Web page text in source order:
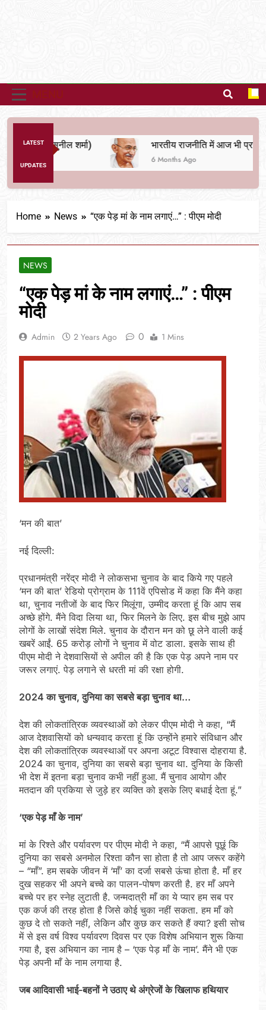
LATEST
UPDATES
आरक्षण (सुनील शर्मा)
6 Months Ago
Home News “एक पेड़ मां के नाम लगाएं…” : पीएम मोदी
NEWS
“एक पेड़ मां के नाम लगाएं…” : पीएम
मोदी
Admin 2 Years Ago 0 1 Mins
‘मन की बात’
नई दिल्‍ली:
प्रधानमंत्री नरेंद्र मोदी ने लोकसभा चुनाव के बाद किये गए पहले
‘मन की बात’ रेडियो प्रोग्राम के 111वें एपिसोड में कहा कि मैंने कहा
था, चुनाव नतीजों के बाद फिर मिलूंगा, उम्‍मीद करता हूं कि आप सब
अच्‍छे होंगे. मैंने विदा लिया था, फिर मिलने के लिए. इस बीच मुझे आप
लोगों के लाखों संदेश मिले. चुनाव के दौरान मन को छू लेने वाली कई
खबरें आईं. 65 करोड़ लोगों ने चुनाव में वोट डाला. इसके साथ ही
पीएम मोदी ने देशवासियों से अपील की है कि एक पेड़ अपने नाम पर
जरूर लगाएं. पेड़ लगाने से धरती मां की रक्षा होगी.
2024 का चुनाव, दुनिया का सबसे बड़ा चुनाव था…
देश की लोकतांत्रिक व्यवस्थाओं को लेकर पीएम मोदी ने कहा, “मैं
आज देशवासियों को धन्यवाद करता हूं कि उन्होंने हमारे संविधान और
देश की लोकतांत्रिक व्यवस्थाओं पर अपना अटूट विश्वास दोहराया है.
2024 का चुनाव, दुनिया का सबसे बड़ा चुनाव था. दुनिया के किसी
भी देश में इतना बड़ा चुनाव कभी नहीं हुआ. मैं चुनाव आयोग और
मतदान की प्रकिया से जुड़े हर व्यक्ति को इसके लिए बधाई देता हूं.”
‘एक पेड़ माँ के नाम’
मां के रिश्‍ते और पर्यावरण पर पीएम मोदी ने कहा, “मैं आपसे पूछूं कि
दुनिया का सबसे अनमोल रिश्ता कौन सा होता है तो आप जरूर कहेंगे
– “माँ”. हम सबके जीवन में ‘माँ’ का दर्जा सबसे ऊंचा होता है. माँ हर
दुख सहकर भी अपने बच्चे का पालन-पोषण करती है. हर माँ अपने
बच्चे पर हर स्नेह लुटाती है. जन्मदात्री माँ का ये प्यार हम सब पर
एक कर्ज की तरह होता है जिसे कोई चुका नहीं सकता. हम माँ को
कुछ दे तो सकते नहीं, लेकिन और कुछ कर सकते हैं क्या? इसी सोच
में से इस वर्ष विश्व पर्यावरण दिवस पर एक विशेष अभियान शुरू किया
गया है, इस अभियान का नाम है – ‘एक पेड़ माँ के नाम’. मैंने भी एक
पेड़ अपनी माँ के नाम लगाया है.
जब आदिवासी भाई-बहनों ने उठाए थे अंग्रेजों के खिलाफ हथियार